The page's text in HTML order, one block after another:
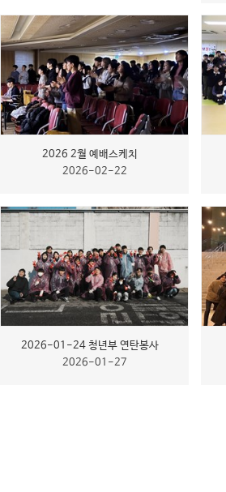
2026 2월 예배스케치
2026-02-22
2026-01-24 청년부 연탄봉사
2026-01-27